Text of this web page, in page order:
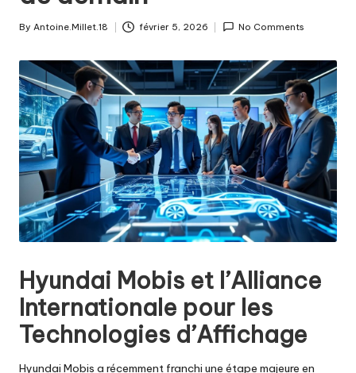
Posted
By Antoine.Millet.18 février 5, 2026 No Comments
Hyundai Mobis et l’Alliance
Internationale pour les
Technologies d’Affichage
Hyundai Mobis a récemment franchi une étape majeure en